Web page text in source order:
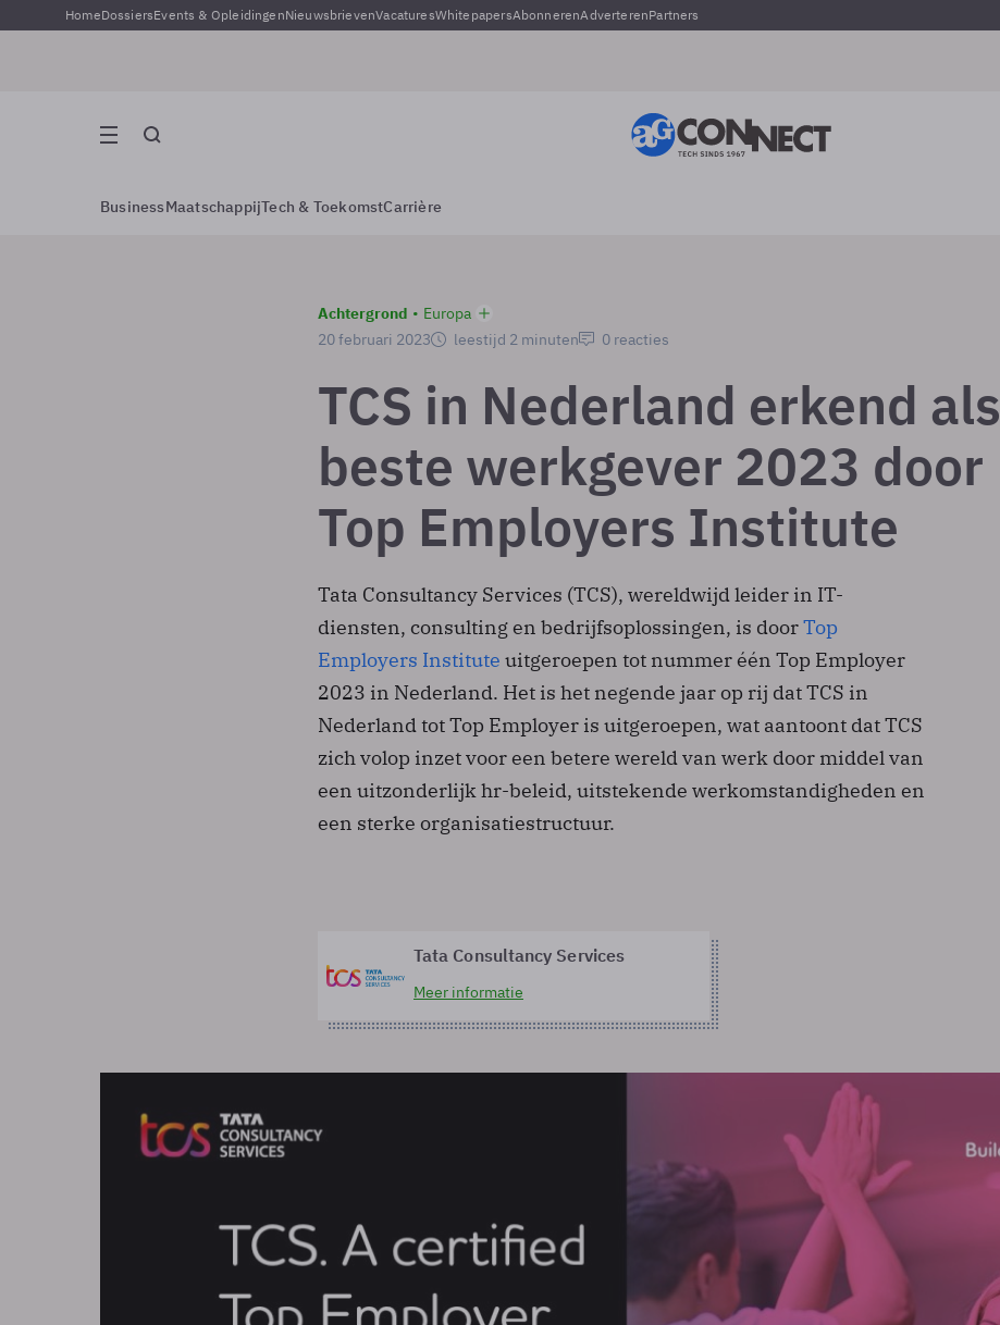
HomeDossiersEvents & OpleidingenNieuwsbrievenVacaturesWhitepapersAbonnerenAdverterenPartners
BusinessMaatschappijTech & ToekomstCarrière
Achtergrond
Europa
20 februari 2023
leestijd 2 minuten 0 reacties
TCS in Nederland erkend als
beste werkgever 2023 door
Top Employers Institute
Tata Consultancy Services (TCS), wereldwijd leider in IT-
diensten, consulting en bedrijfsoplossingen, is doorTop
Employers Institute uitgeroepen tot nummer één Top Employer
2023 in Nederland. Het is het negende jaar op rij dat TCS in
Nederland tot Top Employer is uitgeroepen, wat aantoont dat TCS
zich volop inzet voor een betere wereld van werk door middel van
een uitzonderlijk hr-beleid, uitstekende werkomstandigheden en
een sterke organisatiestructuur.
Tata Consultancy Services
Meer informatie